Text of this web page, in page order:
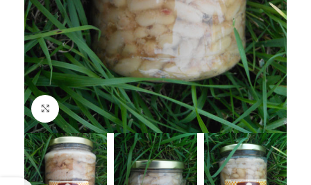
Click to enlarge